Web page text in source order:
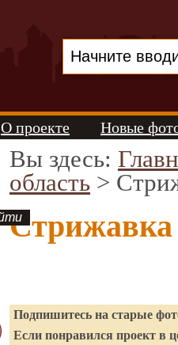
О проекте Новые
Вы здесь:
область >
Стрижавка
Подпишитесь на старые
Если понравился проект в